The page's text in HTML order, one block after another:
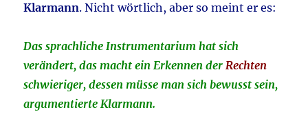
Klarmann. Nicht wörtlich, aber so meint er es:
Das sprachliche Instrumentarium hat sich
verändert, das macht ein Erkennen derRechten
schwieriger, dessen müsse man sich bewusst sein,
argumentierte Klarmann.